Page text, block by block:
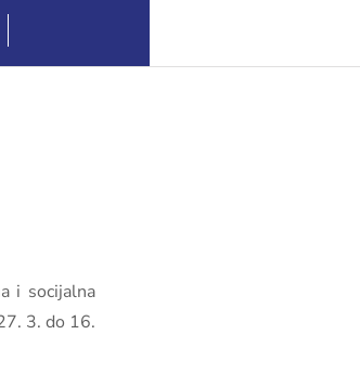
i socijalna
3. do 16.